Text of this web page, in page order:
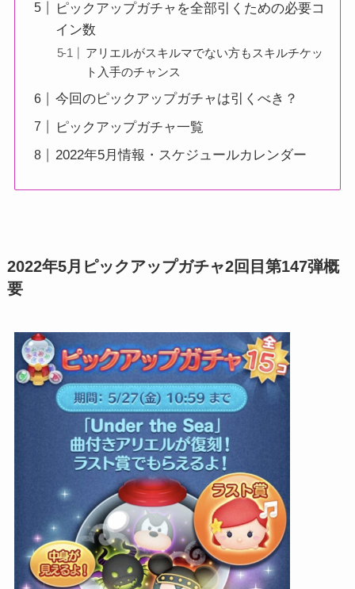
ピックアップガチャを全部引くための必要コ
イン数
アリエルがスキルマでない方もスキルチケッ
ト入手のチャンス
今回のピックアップガチャは引くべき？
ピックアップガチャ一覧
2022年5月情報・スケジュールカレンダー
2022年5月ピックアップガチャ2回目第147弾概
要